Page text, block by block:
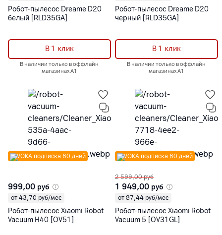
Робот-пылесос Dreame D20
белый [RLD35GA]
В 1 клик
В наличии только в оффлайн
магазинах А1
Робот-пылесос Dreame D20
черный [RLD35GA]
В 1 клик
В наличии только в оффлайн
магазинах А1
VOKA подписка 60 дней
999,00 руб
от 43,70 руб/мес
Робот-пылесос Xiaomi Robot
Vacuum H40 [OV51]
VOKA подписка 60 дней
2 599,00 руб
1 949,00 руб
от 87,44 руб/мес
Робот-пылесос Xiaomi Robot
Vacuum 5 [OV31GL]